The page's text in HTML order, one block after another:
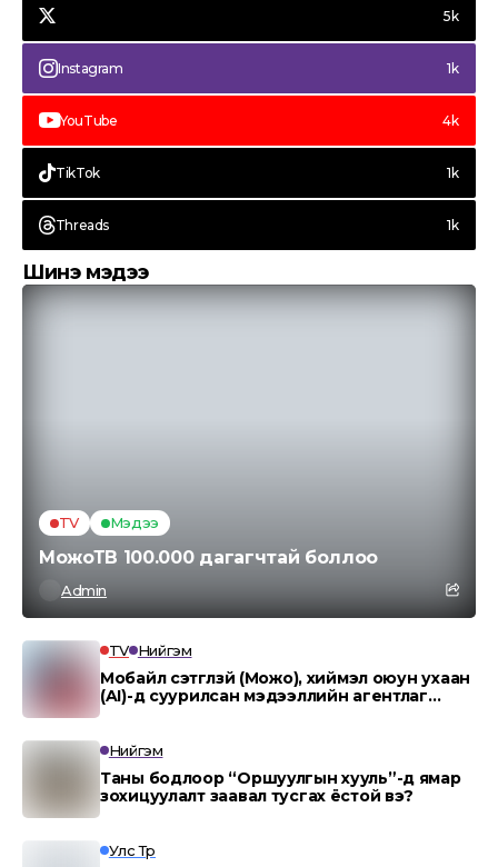
5k
Instagram 1k
YouTube 4k
TikTok 1k
Threads 1k
Шинэ мэдээ
TV Мэдээ
МожоТВ 100.000 дагагчтай боллоо
Admin
TV Нийгэм
Мобайл сэтгүүлзүй (Можо), хиймэл оюун ухаан
(AI)-д суурилсан мэдээллийн агентлаг
Нийгэм
Таны бодлоор “Оршуулгын хууль”-д ямар
зохицуулалт заавал тусгах ёстой вэ?
Улс Төр